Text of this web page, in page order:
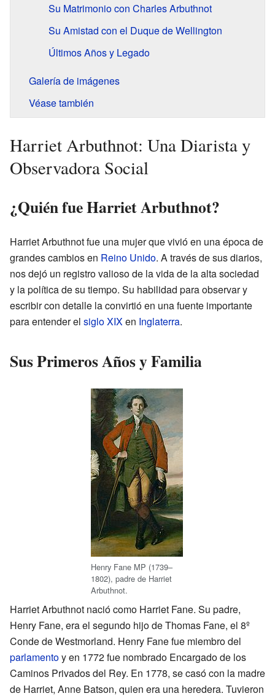
Su Matrimonio con Charles Arbuthnot
Su Amistad con el Duque de Wellington
Últimos Años y Legado
Galería de imágenes
Véase también
Harriet Arbuthnot: Una Diarista y
Observadora Social
¿Quién fue Harriet Arbuthnot?
Harriet Arbuthnot fue una mujer que vivió en una época de
grandes cambios en Reino Unido. A través de sus diarios,
nos dejó un registro valioso de la vida de la alta sociedad
y la política de su tiempo. Su habilidad para observar y
escribir con detalle la convirtió en una fuente importante
para entender el siglo XIXen Inglaterra.
Sus Primeros Años y Familia
Henry Fane MP (1739–
1802), padre de Harriet
Arbuthnot.
Harriet Arbuthnot nació como Harriet Fane. Su padre,
Henry Fane, era el segundo hijo de Thomas Fane, el 8º
Conde de Westmorland. Henry Fane fue miembro del
parlamentoy en 1772 fue nombrado Encargado de los
Caminos Privados del Rey. En 1778, se casó con la madre
de Harriet, Anne Batson, quien era una heredera. Tuvieron